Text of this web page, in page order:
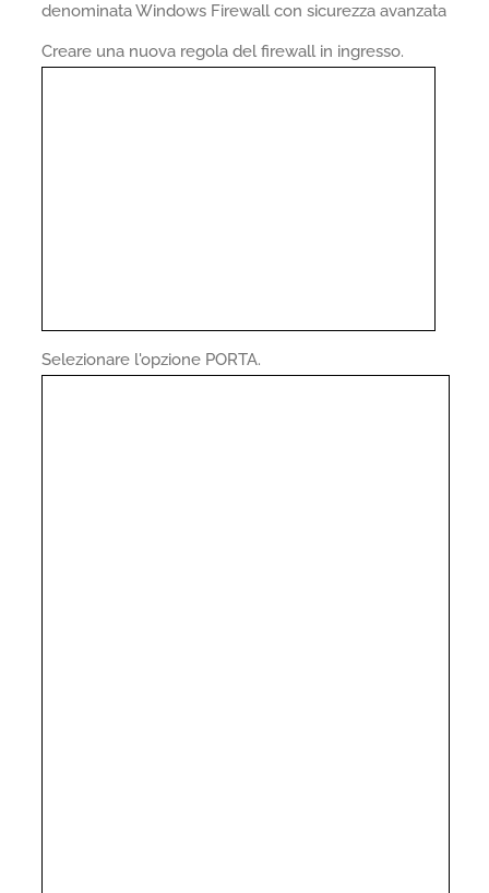
denominata Windows Firewall con sicurezza avanzata
Creare una nuova regola del firewall in ingresso.
Selezionare l'opzione PORTA.